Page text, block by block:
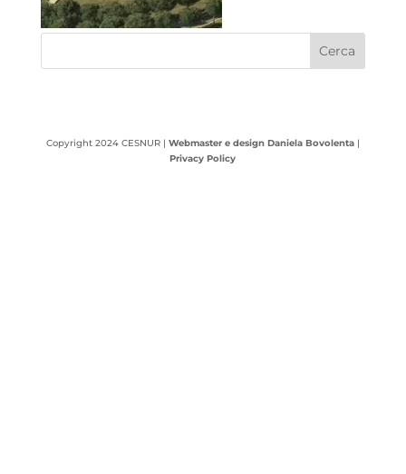
Copyright 2024 CESNUR | Webmaster e design Daniela Bovolenta|
Privacy Policy